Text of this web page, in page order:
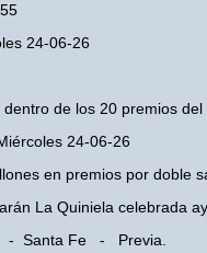
24-06-26
de los 20 premios del
24-06-26
en premios por doble
La Quiniela celebrada
- Santa Fe - Previa.